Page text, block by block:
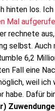
hinten los.
Mal
rechnete
selbst. Auch
6,2
Fall eine
weil ich
habe. Dafür